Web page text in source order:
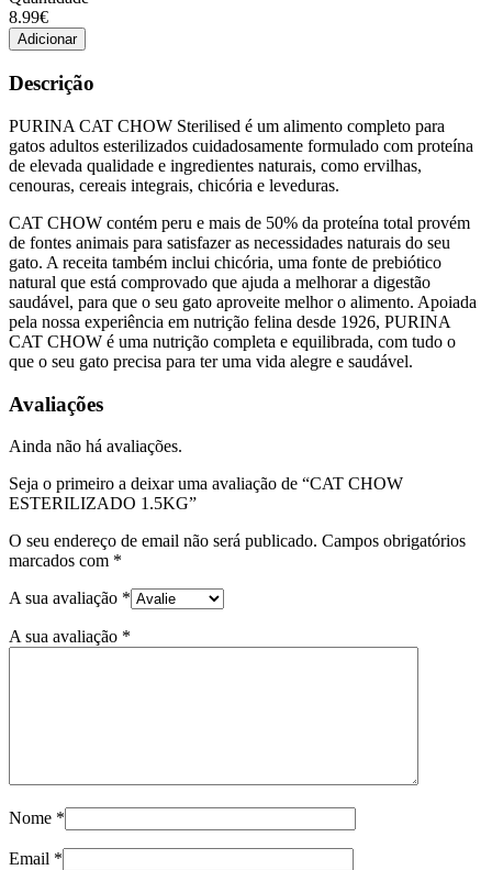
Quantidade
de
CAT
CHOW
ESTERILIZADO
1.5KG
8.99€
Adicionar
Descrição
PURINA CAT CHOW Sterilised é um alimento completo para
gatos adultos esterilizados cuidadosamente formulado com proteína
de elevada qualidade e ingredientes naturais, como ervilhas,
cenouras, cereais integrais, chicória e leveduras.
CAT CHOW contém peru e mais de 50% da proteína total provém
de fontes animais para satisfazer as necessidades naturais do seu
gato. A receita também inclui chicória, uma fonte de prebiótico
natural que está comprovado que ajuda a melhorar a digestão
saudável, para que o seu gato aproveite melhor o alimento. Apoiada
pela nossa experiência em nutrição felina desde 1926, PURINA
CAT CHOW é uma nutrição completa e equilibrada, com tudo o
que o seu gato precisa para ter uma vida alegre e saudável.
Avaliações
Ainda não há avaliações.
Seja o primeiro a deixar uma avaliação de “CAT CHOW
ESTERILIZADO 1.5KG”
O seu endereço de email não será publicado. Campos obrigatórios
marcados com *
A sua avaliação *
A sua avaliação *
Nome *
Email *